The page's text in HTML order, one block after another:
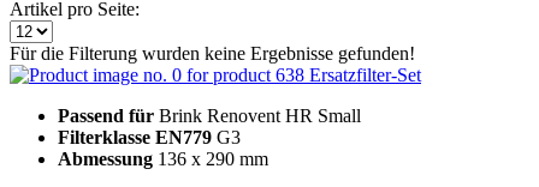
Artikel pro Seite:
Für die Filterung wurden keine Ergebnisse gefunden!
Ersatzfilter-Set
Passend für Brink Renovent HR Small
Filterklasse EN779 G3
Abmessung 136 x 290 mm